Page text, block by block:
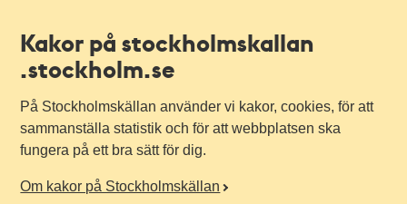
Kakor på stockholmskallan
.stockholm.se
På Stockholmskällan använder vi kakor, cookies, för att
sammanställa statistik och för att webbplatsen ska
fungera på ett bra sätt för dig.
Om kakor på Stockholmskällan